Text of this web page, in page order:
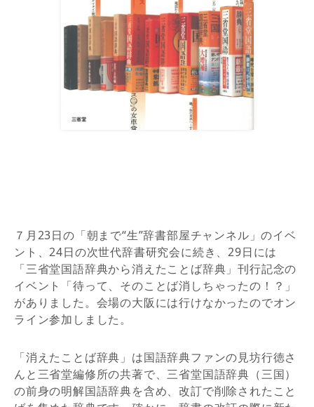
７月23日の「朝まで“生”辞書部屋チャンネル」のイベ
ント、24日の次世代辞書研究会に続き、29日には
「三省堂国語辞典から消えたことば辞典」刊行記念の
イベント「待って、そのことば消しちゃったの！？」
がありました。会場の大阪には行けなかったのでオン
ライン参加しました。
「消えたことば辞典」は国語辞典ファンの見坊行徳さ
んと三省堂編修所の共著で、三省堂国語辞典（三国）
の前身の明解国語辞典を含め、改訂で削除されたこと